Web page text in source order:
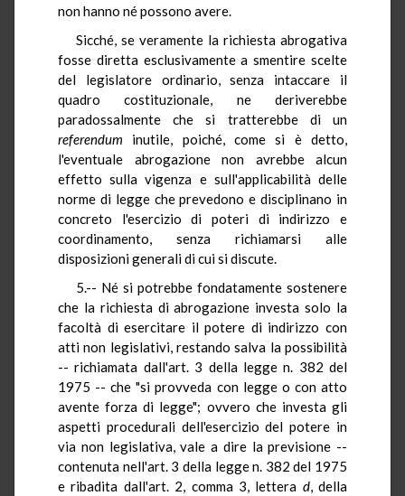
non hanno né possono avere.
Sicché, se veramente la richiesta abrogativa
fosse diretta esclusivamente a smentire scelte
del legislatore ordinario, senza intaccare il
quadro costituzionale, ne deriverebbe
paradossalmente che si tratterebbe di un
referendum inutile, poiché, come si è detto,
l'eventuale abrogazione non avrebbe alcun
effetto sulla vigenza e sull'applicabilità delle
norme di legge che prevedono e disciplinano in
concreto l'esercizio di poteri di indirizzo e
coordinamento, senza richiamarsi alle
disposizioni generali di cui si discute.
5.-- Né si potrebbe fondatamente sostenere
che la richiesta di abrogazione investa solo la
facoltà di esercitare il potere di indirizzo con
atti non legislativi, restando salva la possibilità
-- richiamata dall'art. 3 della legge n. 382 del
1975 -- che "si provveda con legge o con atto
avente forza di legge"; ovvero che investa gli
aspetti procedurali dell'esercizio del potere in
via non legislativa, vale a dire la previsione --
contenuta nell'art. 3 della legge n. 382 del 1975
e ribadita dall'art. 2, comma 3, lettera d, della